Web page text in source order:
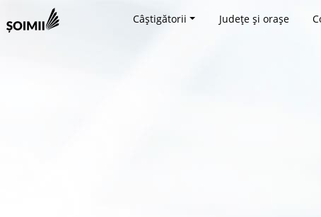
Câștigătorii Județe și orașe